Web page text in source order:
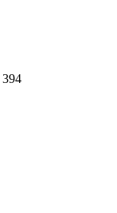
394